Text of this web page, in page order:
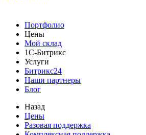
Портфолио
Цены
Мой склад
1С-Битрикс
Услуги
Битрикс24
Наши партнеры
Блог
Назад
Цены
Разовая поддержка